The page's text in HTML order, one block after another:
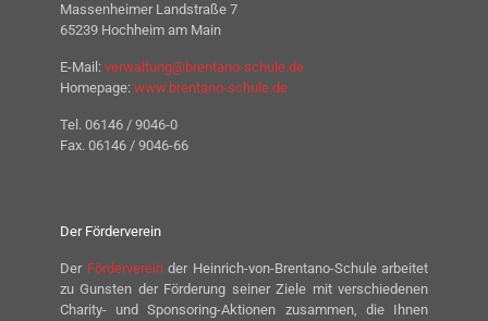
Massenheimer Landstraße 7
65239 Hochheim am Main
E-Mail: verwaltung@brentano-schule.de
Homepage: www.brentano-schule.de
Tel. 06146 / 9046-0
Fax. 06146 / 9046-66
Der Förderverein
Der Fördervereinder Heinrich-von-Brentano-Schule arbeitet
zu Gunsten der Förderung seiner Ziele mit verschiedenen
Charity- und Sponsoring-Aktionen zusammen, die Ihnen